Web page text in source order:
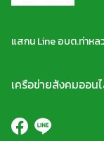
แสกน Line อบต.ท่าหล
เครือข่ายสังคมออน